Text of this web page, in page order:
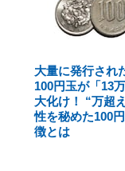
大量に発行され
100円玉が「13
大化け！ “万超
性を秘めた100
徴とは